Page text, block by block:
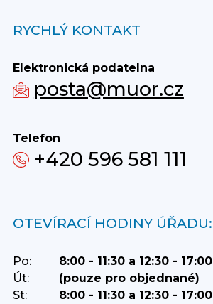
RYCHLÝ KONTAKT
Elektronická podatelna
posta@muor.cz
Telefon
+420 596 581 111
OTEVÍRACÍ HODINY ÚŘADU:
Po:
8:00 - 11:30 a 12:30 - 17:00
Út:
(pouze pro objednané)
St:
8:00 - 11:30 a 12:30 - 17:00